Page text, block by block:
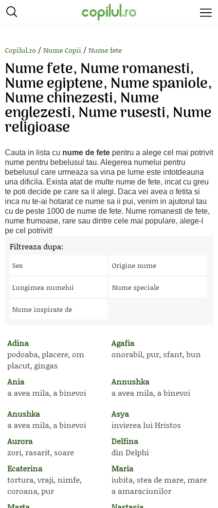
Copilul.ro / Nume Copii / Nume fete
Nume fete, Nume romanesti,
Nume egiptene, Nume spaniole,
Nume chinezesti, Nume
englezesti, Nume rusesti, Nume
religioase
Cauta in lista cu nume de fete pentru a alege cel mai potrivit
nume pentru bebelusul tau. Alegerea numelui pentru
bebelusul care urmeaza sa vina pe lume este intotdeauna
una dificila. Exista atat de multe nume de fete, incat cu greu
te poti decide pe care sa il alegi. Daca vei avea o fetita si
inca nu te-ai hotarat ce nume sa ii pui, venim in ajutorul tau
cu de peste 1000 de nume de fete. Nume romanesti de fete,
nume frumoase, rare sau dintre cele mai populare, alege-l
pe cel potrivit!
Filtreaza dupa:
Sex Origine nume
Lungimea numelui Nume speciale
Nume inspirate de
Adina
podoaba, placere, om
placut, gingas
Agafia
onorabil, pur, sfant, bun
Ania
a avea mila, a binevoi
Annushka
a avea mila, a binevoi
Anushka
a avea mila, a binevoi
Asya
invierea lui Hristos
Aurora
zori, rasarit, soare
Delfina
din Delphi
Ecaterina
tortura, vraji, nimfe,
coroana, pur
Maria
iubita, stea de mare, mare
a amaraciunilor